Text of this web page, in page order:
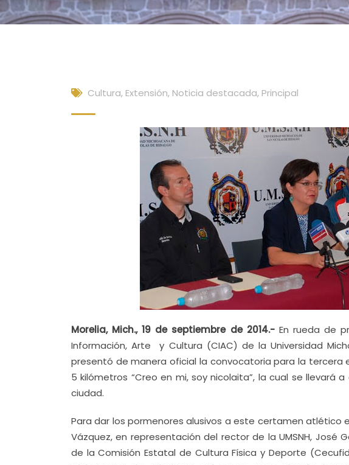
Cultura, Extensión, Noticia destacada, Principal
Morelia, Mich., 19 de septiembre de 2014.-En rueda de
Información, Arte y Cultura (CIAC) de la Universidad
presentó de manera oficial la convocatoria para la tercera
5 kilómetros “Creo en mi, soy nicolaita”, la cual se llevará
ciudad.
Para dar los pormenores alusivos a este certamen atlético
Vázquez, en representación del rector de la UMSNH, José
de la Comisión Estatal de Cultura Física y Deporte